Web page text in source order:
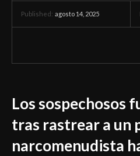
Published: agosto 14, 2025
Los sospechosos
tras rastrear a un
narcomenudista